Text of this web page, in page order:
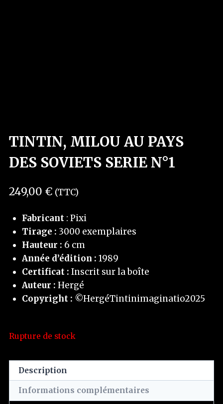
TINTIN, MILOU AU PAYS
DES SOVIETS SERIE N°1
249,00 € (TTC)
Fabricant: Pixi
Tirage : 3000 exemplaires
Hauteur : 6 cm
Année d’édition : 1989
Certificat : Inscrit sur la boîte
Auteur : Hergé
Copyright : ©HergéTintinimaginatio2025
Rupture de stock
Description
Informations complémentaires